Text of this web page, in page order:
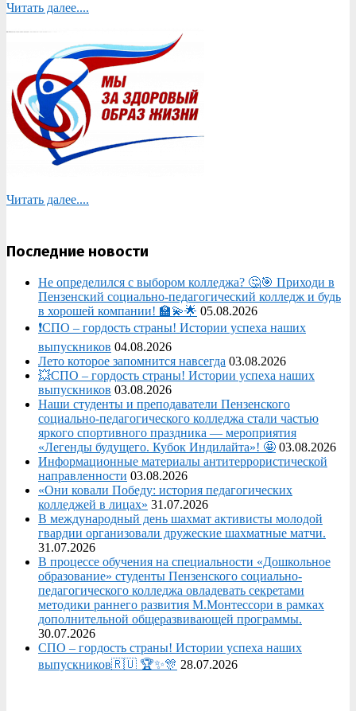
Читать далее....
Читать далее....
Последние новости
Не определился с выбором колледжа? 🤔🎯 Приходи в
Пензенский социально-педагогический колледж и будь
в хорошей компании! 🏫💫🌟 05.08.2026
❗СПО – гордость страны! Истории успеха наших
выпускников 04.08.2026
Лето которое запомнится навсегда 03.08.2026
💥СПО – гордость страны! Истории успеха наших
выпускников 03.08.2026
Наши студенты и преподаватели Пензенского
социально‑педагогического колледжа стали частью
яркого спортивного праздника — мероприятия
«Легенды будущего. Кубок Индилайта»! 🤩 03.08.2026
Информационные материалы антитеррористической
направленности 03.08.2026
«Они ковали Победу: история педагогических
колледжей в лицах» 31.07.2026
В международный день шахмат активисты молодой
гвардии организовали дружеские шахматные матчи.
31.07.2026
В процессе обучения на специальности «Дошкольное
образование» студенты Пензенского социально-
педагогического колледжа овладевать секретами
методики раннего развития М.Монтессори в рамках
дополнительной общеразвивающей программы.
30.07.2026
СПО – гордость страны! Истории успеха наших
выпускников🇷🇺 🏆✨🎊 28.07.2026